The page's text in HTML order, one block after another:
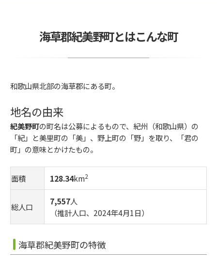
海草郡紀美野町とはこんな町
和歌山県北部の海草郡にある町。
地名の由来
紀美野町の町名は公募によるもので、紀州（和歌山県）の
「紀」と美里町の「美」、野上町の「野」を取り、「君の
町」の意味とかけたもの。
面積 128.34km2
総人口
7,557人
（推計人口、2024年4月1日）
海草郡紀美野町の特徴